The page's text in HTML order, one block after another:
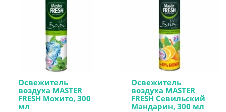
Освежитель
воздуха MASTER
FRESH Мохито, 300
мл
Освежитель
воздуха MASTER
FRESH Севильский
Мандарин, 300 мл